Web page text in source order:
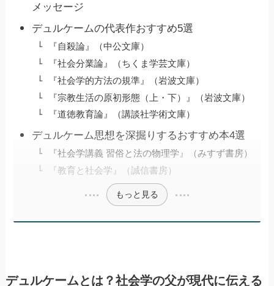
メッセージ
デュルケームの代表作おすすめ5選
『自殺論』（中公文庫）
『社会分業論』（ちくま学芸文庫）
『社会学的方法の規準』（岩波文庫）
『宗教生活の原初形態（上・下）』（岩波文庫）
『道徳教育論』（講談社学術文庫）
デュルケーム思想を深掘りするおすすめ本4選
『社会学講義 習俗と法の物理学』（みすず書房）
『教育と社会学』（誠信書房）
もっと見る
デュルケームとは？社会学の父が現代に伝える